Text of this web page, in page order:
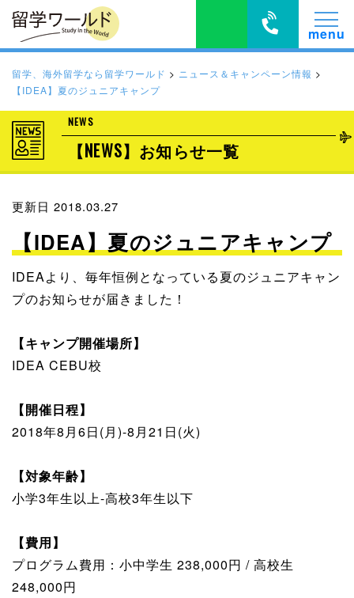
留学、海外留学なら留学ワールド > ニュース＆キャンペーン情報 >
【IDEA】夏のジュニアキャンプ
NEWS
【NEWS】お知らせ一覧
更新日 2018.03.27
【IDEA】夏のジュニアキャンプ
IDEAより、毎年恒例となっている夏のジュニアキャン
プのお知らせが届きました！
【キャンプ開催場所】
IDEA CEBU校
【開催日程】
2018年8月6日(月)-8月21日(火)
【対象年齢】
小学3年生以上-高校3年生以下
【費用】
プログラム費用：小中学生 238,000円 / 高校生
248,000円